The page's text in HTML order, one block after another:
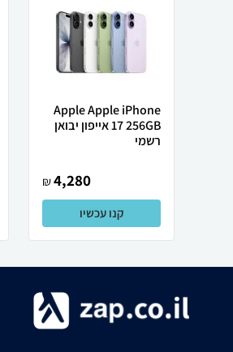
Apple Apple iPhone
17 256GB אייפון יבואן
רשמי
4,280
₪
קנו עכשיו